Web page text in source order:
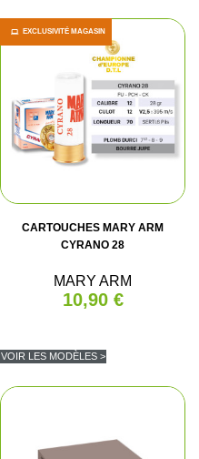
CARTOUCHES MARY ARM
CYRANO 28
MARY ARM
10,90 €
VOIR LES MODÈLES >
EXCLUSIVITÉ MAGASIN